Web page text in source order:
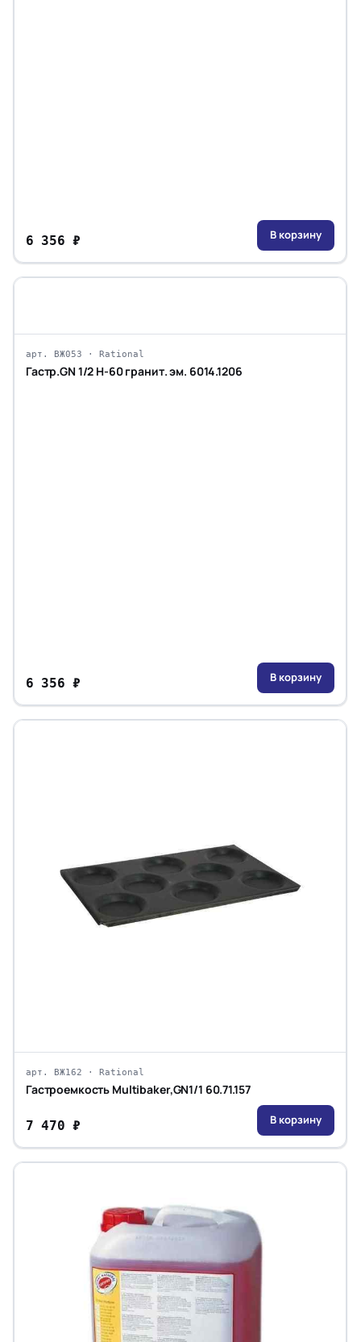
6 356 ₽ В корзину
арт. ВЖ053 · Rational
Гастр.GN 1/2 H-60 гранит. эм. 6014.1206
6 356 ₽ В корзину
арт. ВЖ162 · Rational
Гастроемкость Multibaker,GN1/1 60.71.157
7 470 ₽ В корзину